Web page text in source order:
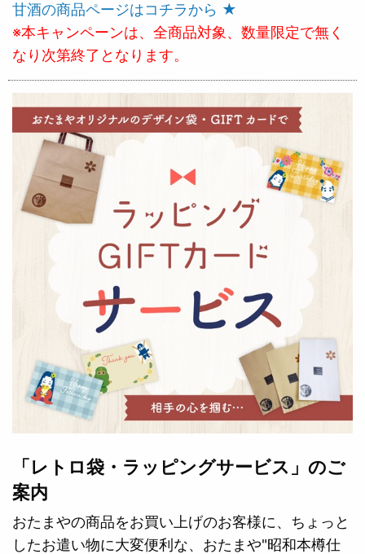
甘酒の商品ページはコチラから ★
※本キャンペーンは、全商品対象、数量限定で無く
なり次第終了となります。
「レトロ袋・ラッピングサービス」のご
案内
おたまやの商品をお買い上げのお客様に、ちょっと
したお遣い物に大変便利な、おたまや"昭和本樽仕